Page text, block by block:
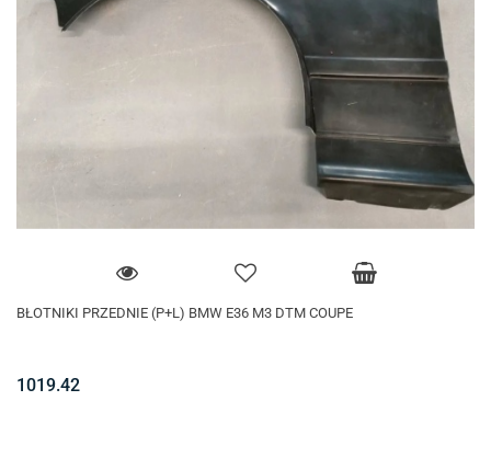
BŁOTNIKI PRZEDNIE (P+L) BMW E36 M3 DTM COUPE
1019.42